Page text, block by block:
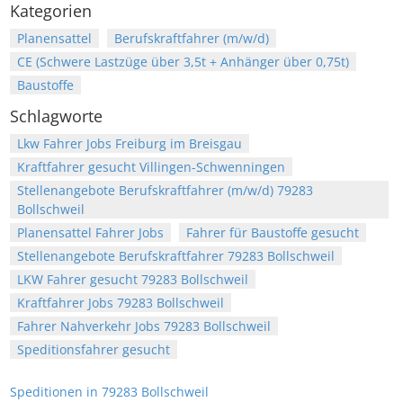
Kategorien
Planensattel
Berufskraftfahrer (m/w/d)
CE (Schwere Lastzüge über 3,5t + Anhänger über 0,75t)
Baustoffe
Schlagworte
Lkw Fahrer Jobs Freiburg im Breisgau
Kraftfahrer gesucht Villingen-Schwenningen
Stellenangebote Berufskraftfahrer (m/w/d) 79283
Bollschweil
Planensattel Fahrer Jobs
Fahrer für Baustoffe gesucht
Stellenangebote Berufskraftfahrer 79283 Bollschweil
LKW Fahrer gesucht 79283 Bollschweil
Kraftfahrer Jobs 79283 Bollschweil
Fahrer Nahverkehr Jobs 79283 Bollschweil
Speditionsfahrer gesucht
Speditionen in 79283 Bollschweil